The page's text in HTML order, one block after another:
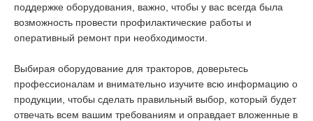
поддержке оборудования, важно, чтобы у вас всегда была
возможность провести профилактические работы и
оперативный ремонт при необходимости.
Выбирая оборудование для тракторов, доверьтесь
профессионалам и внимательно изучите всю информацию о
продукции, чтобы сделать правильный выбор, который будет
отвечать всем вашим требованиям и оправдает вложенные в